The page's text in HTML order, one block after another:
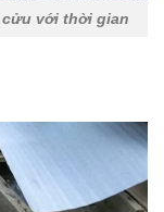
cửu với thời gian